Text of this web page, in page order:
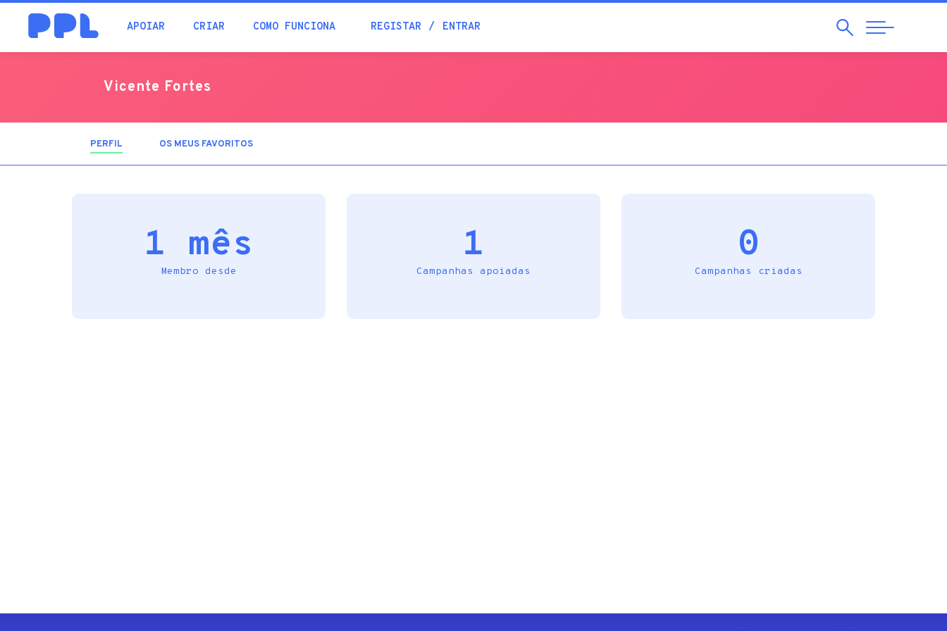
APOIAR CRIAR COMO FUNCIONA REGISTAR ENTRAR Pesquisar
Abrir
Navegação
procura
Vicente Fortes
PERFIL (SEPARADOROS MEUS FAVORITOS
1 mês
Membro desde
1
Campanhas apoiadas
0
Campanhas criadas